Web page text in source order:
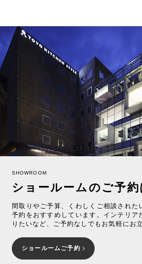
SHOWROOM
ショールームのご予約
間取りやご予算、くわしくご相談された
予約をおすすめしています。インテリア
りたいなど、ご予約なしでもお気軽にお
ショールームご予約